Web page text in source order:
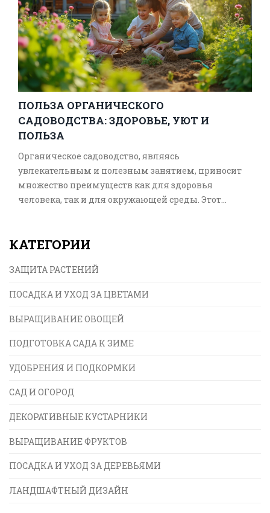
подробности процессов и советы для начинающих
садоводов.
ПОЛЬЗА ОРГАНИЧЕСКОГО
САДОВОДСТВА: ЗДОРОВЬЕ, УЮТ И
ПОЛЬЗА
Органическое садоводство, являясь
увлекательным и полезным занятием, приносит
множество преимуществ как для здоровья
человека, так и для окружающей среды. Этот
и улучшить общее самочувствие. Исследования
иммунитет и обеспечивает физическую
аспекты садоводства и то, как оно может быть
полезным для вашего здоровья и счастья.
КАТЕГОРИИ
ЗАЩИТА РАСТЕНИЙ
ПОСАДКА И УХОД ЗА ЦВЕТАМИ
ВЫРАЩИВАНИЕ ОВОЩЕЙ
ПОДГОТОВКА САДА К ЗИМЕ
УДОБРЕНИЯ И ПОДКОРМКИ
САД И ОГОРОД
ДЕКОРАТИВНЫЕ КУСТАРНИКИ
ВЫРАЩИВАНИЕ ФРУКТОВ
ПОСАДКА И УХОД ЗА ДЕРЕВЬЯМИ
ЛАНДШАФТНЫЙ ДИЗАЙН